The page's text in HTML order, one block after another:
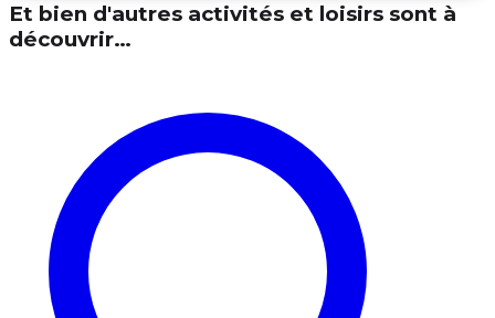
Et bien d'autres activités et loisirs sont à
découvrir…